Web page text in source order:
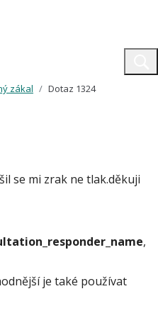
zákal Dotaz 1324
se mi zrak ne tlak.děkuji
,
je také používat